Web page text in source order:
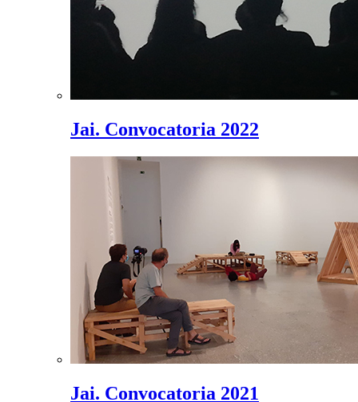
Jai. Convocatoria 2022
Jai. Convocatoria 2021